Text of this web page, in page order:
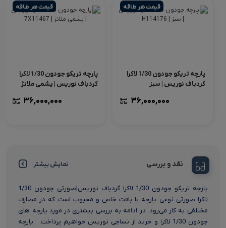
قیمت هر طاقه
پارچه تریکو جودون 1/30 لاکرا
گردباف نوریس | سبز
۳۶,۰۰۰,۰۰۰
قیمت هر طاقه
پارچه تریکو جودون 1/30 لاکرا
گردباف نوریس | یشمی ملانژ
۳۶,۰۰۰,۰۰۰
نقد و بررسی نمایش بیشتر
پارچه تریکو جودون 1/30 لاکرا گردباف نوریس|صورتی جودون 1/30
لاکرا صورتی نوعی پارچه با بافت خاص و محبوب است که در مصارف
مختلفی به کار می‌رود. در ادامه به بررسی بیشتری در مورد پارچه های
جودون 1/30 لاکرا و خرید از نساجی نوریس خواهیم پرداخت. پارچه